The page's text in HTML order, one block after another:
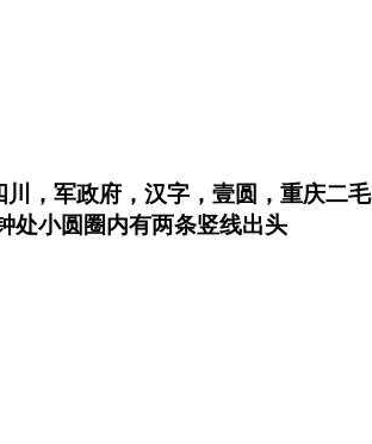
川，军政府，汉字，壹圆，重庆二毛
处小圆圈内有两条竖线出头